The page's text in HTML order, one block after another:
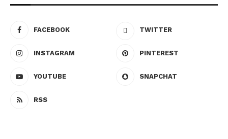
FACEBOOK TWITTER
INSTAGRAM PINTEREST
YOUTUBE SNAPCHAT
RSS